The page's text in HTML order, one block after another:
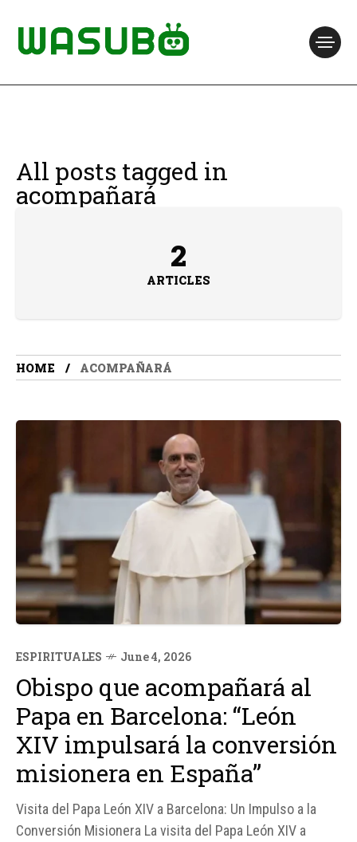
All posts tagged in
acompañará
2
ARTICLES
HOME ACOMPAÑARÁ
ESPIRITUALES June 4, 2026
Obispo que acompañará al
Papa en Barcelona: “León
XIV impulsará la conversión
misionera en España”
Visita del Papa León XIV a Barcelona: Un Impulso a la
Conversión Misionera La visita del Papa León XIV a